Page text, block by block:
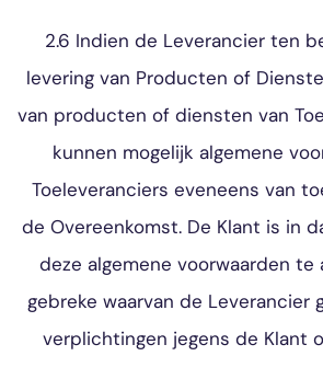
2.6 Indien de Leverancier ten
levering van Producten of
van producten of diensten van
kunnen mogelijk algemene
Toeleveranciers eveneens van
de Overeenkomst. De Klant is in
deze algemene voorwaarden
gebreke waarvan de Leverancier
verplichtingen jegens de Klant